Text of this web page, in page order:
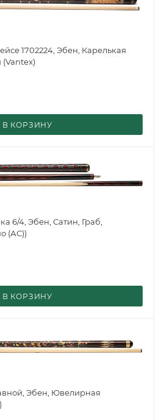
1702224, Эбен, Карелькая
В КОРЗИНУ
6/4, Эбен, Сатин, Граб,
(АС))
В КОРЗИНУ
Эбен, Ювелирная